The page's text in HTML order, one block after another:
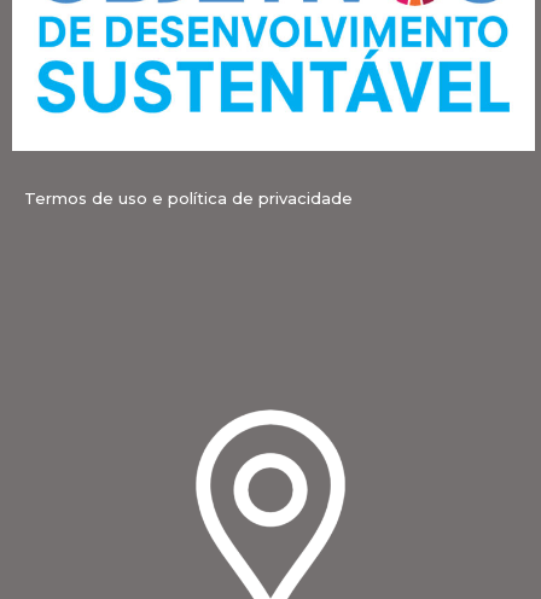
Termos de uso e política de privacidade